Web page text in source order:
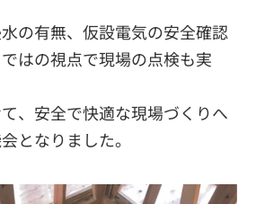
の有無、仮設電気の安全確認
はの視点で現場の点検も実
、安全で快適な現場づくりへ
となりました。